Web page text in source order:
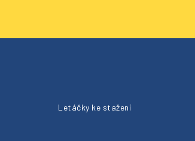
Letáčky ke stažení